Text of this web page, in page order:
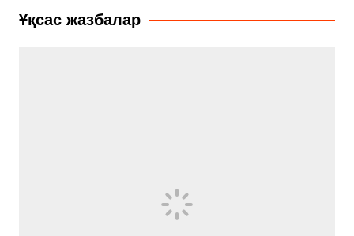
записям
Ұқсас жазбалар